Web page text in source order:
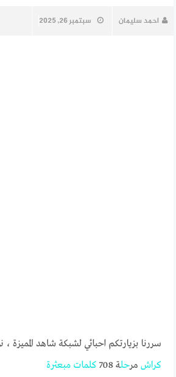
احمد سليمان سبتمبر 26, 2025
سررنا بزيارتكم احبائي لشبكة شاهد المميزة ،
كراش مرحلة 708 كلمات مبعثرة